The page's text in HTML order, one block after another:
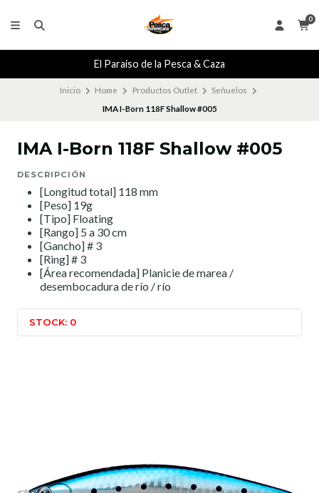
0
El Paraiso de la Pesca & Caza
Inicio Home Productos Outlet
Señuelos
IMA I-Born 118F Shallow #005
IMA I-Born 118F Shallow #005
DESCRIPCIÓN
[Longitud total] 118 mm
[Peso] 19g
[Tipo] Floating
[Rango] 5 a 30 cm
[Gancho] # 3
[Ring] # 3
[Área recomendada] Planicie de marea /
desembocadura de río / río
STOCK: 0